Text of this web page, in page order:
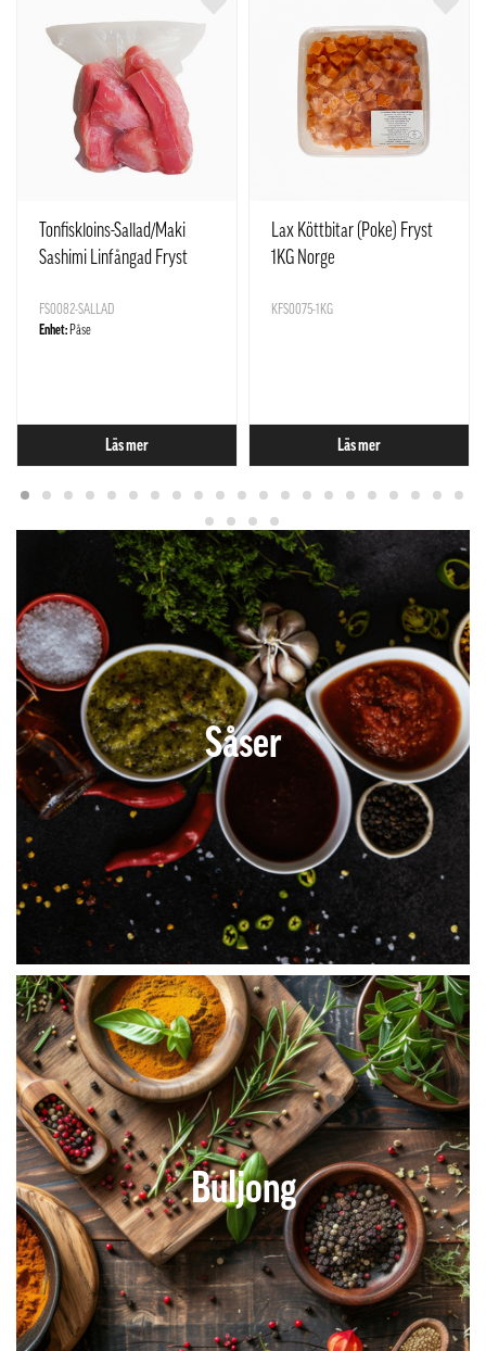
Tonfiskloins-Sallad/Maki
Sashimi Linfångad Fryst
FS0082-SALLAD
Enhet: Påse
Läs mer
Lax Köttbitar (Poke) Fryst
1KG Norge
KFS0075-1KG
Läs mer
Såser
Buljong